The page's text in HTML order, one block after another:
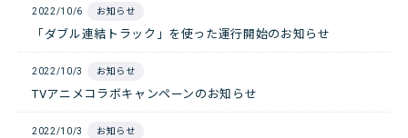
2022/10/6 お知らせ
「ダブル連結トラック」を使った運行開始のお知らせ
2022/10/3 お知らせ
TVアニメコラボキャンペーンのお知らせ
2022/10/3 お知らせ